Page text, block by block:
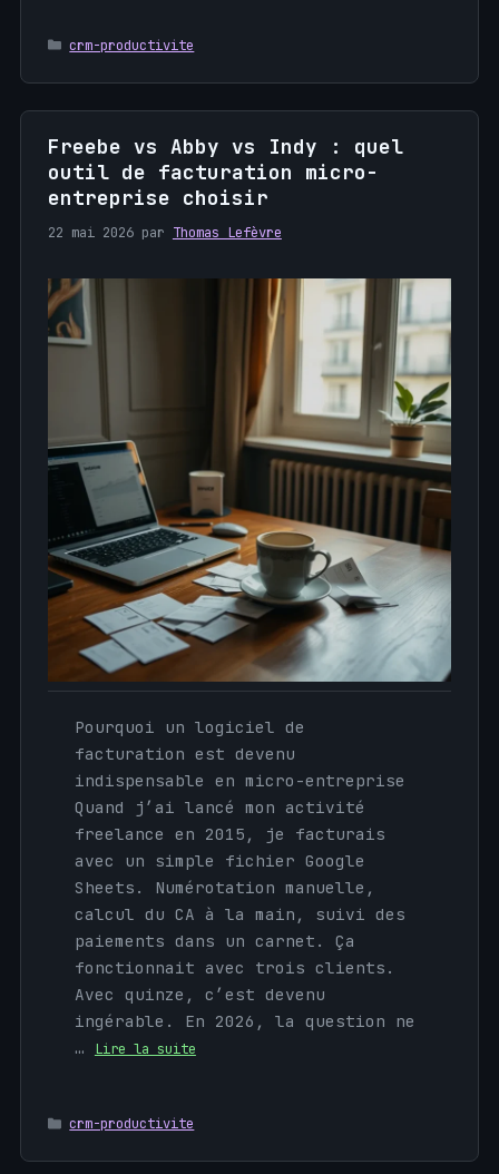
Catégories
crm-productivite
Freebe vs Abby vs Indy : quel
outil de facturation micro-
entreprise choisir
22 mai 2026 par Thomas Lefèvre
Pourquoi un logiciel de
facturation est devenu
indispensable en micro-entreprise
Quand j’ai lancé mon activité
freelance en 2015, je facturais
avec un simple fichier Google
Sheets. Numérotation manuelle,
calcul du CA à la main, suivi des
paiements dans un carnet. Ça
fonctionnait avec trois clients.
Avec quinze, c’est devenu
ingérable. En 2026, la question ne
…
Lire la suite
Catégories
crm-productivite